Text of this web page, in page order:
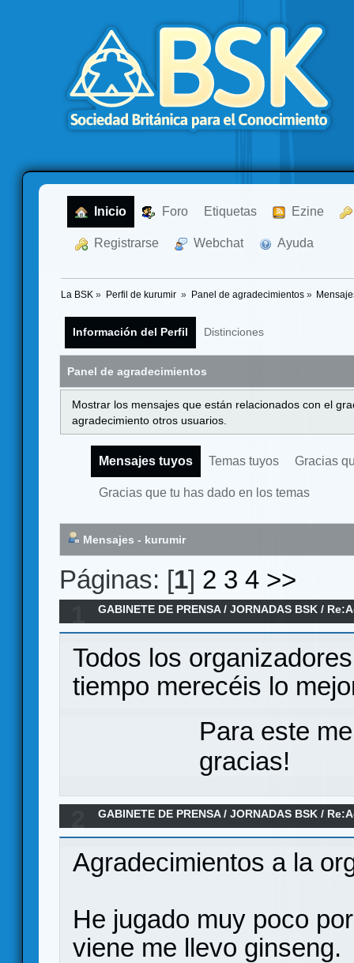
Inicio Foro Etiquetas Ezine
Registrarse Webchat Ayuda
La BSK » Perfil de kurumir » Panel de agradecimientos»
Información del Perfil Distinciones
Panel de agradecimientos
Mostrar los mensajes que están relacionados con el
agradecimiento otros usuarios.
Mensajes tuyos Temas tuyos Gracias
Gracias que tu has dado en los temas
Mensajes - kurumir
Páginas: [1] 2 3 4 >>
GABINETE DE PRENSA/JORNADAS BSK /
Todos los
tiempo merecéis lo
Para este
gracias!
GABINETE DE PRENSA/JORNADAS BSK /
Agradecimientos a la
He jugado muy poco
viene me llevo ginseng.